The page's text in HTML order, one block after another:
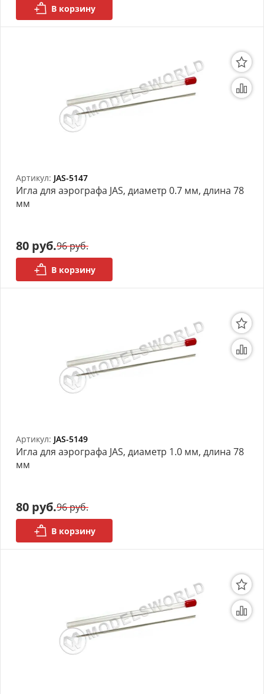
В корзину
Артикул: JAS-5147
Игла для аэрографа JAS, диаметр 0.7 мм, длина 78
мм
80 руб.96 руб.
В корзину
Артикул: JAS-5149
Игла для аэрографа JAS, диаметр 1.0 мм, длина 78
мм
80 руб.96 руб.
В корзину